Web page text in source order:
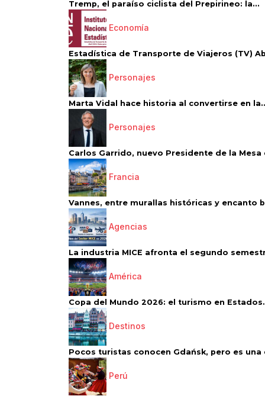
Tremp, el paraíso ciclista del Prepirineo: la...
Economía
Estadística de Transporte de Viajeros (TV)
Personajes
Marta Vidal hace historia al convertirse en
Personajes
Carlos Garrido, nuevo Presidente de la Mesa
Francia
Vannes, entre murallas históricas y encanto
Agencias
La industria MICE afronta el segundo
América
Copa del Mundo 2026: el turismo en
Destinos
Pocos turistas conocen Gdańsk, pero es una
Perú